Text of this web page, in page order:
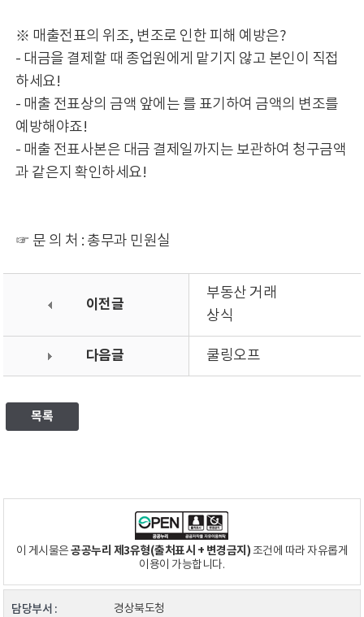
※ 매출전표의 위조, 변조로 인한 피해 예방은?
- 대금을 결제할 때 종업원에게 맡기지 않고 본인이 직접
하세요!
- 매출 전표상의 금액 앞에는 를 표기하여 금액의 변조를
예방해야죠!
- 매출 전표사본은 대금 결제일까지는 보관하여 청구금액
과 같은지 확인하세요!
☞ 문 의 처 : 총무과 민원실
이전글
부동산 거래
상식
다음글 쿨링오프
목록
이 게시물은공공누리 제3유형(출처표시 + 변경금지)조건에 따라 자유롭게
이용이 가능합니다.
담당부서 : 경상북도청